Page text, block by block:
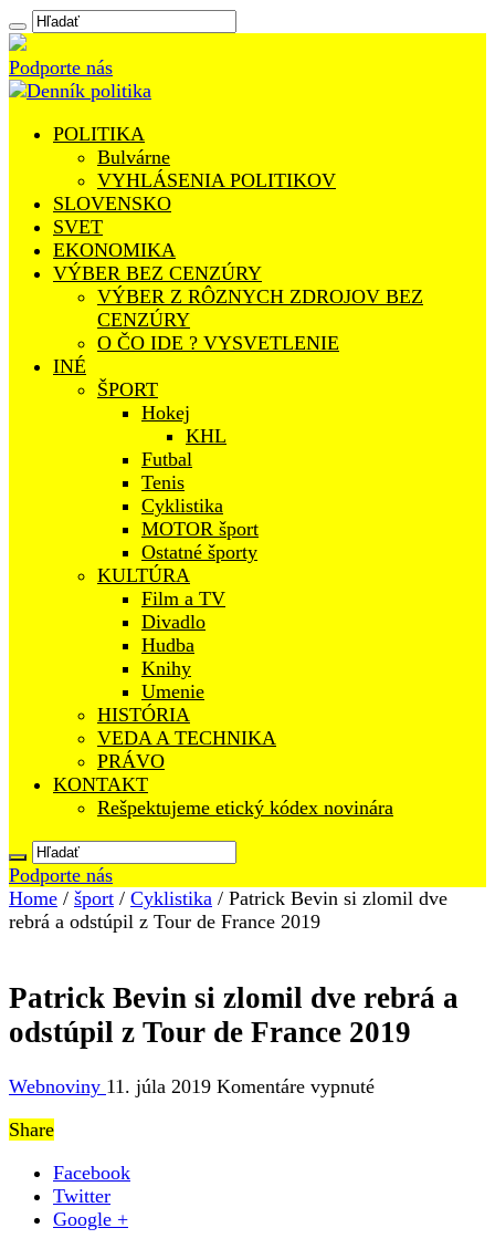
Podporte nás
POLITIKA
Bulvárne
VYHLÁSENIA POLITIKOV
SLOVENSKO
SVET
EKONOMIKA
VÝBER BEZ CENZÚRY
VÝBER Z RÔZNYCH ZDROJOV BEZ
CENZÚRY
O ČO IDE ? VYSVETLENIE
INÉ
ŠPORT
Hokej
KHL
Futbal
Tenis
Cyklistika
MOTOR šport
Ostatné športy
KULTÚRA
Film a TV
Divadlo
Hudba
Knihy
Umenie
HISTÓRIA
VEDA A TECHNIKA
PRÁVO
KONTAKT
Rešpektujeme etický kódex novinára
Podporte nás
Home / šport / Cyklistika / Patrick Bevin si zlomil dve
rebrá a odstúpil z Tour de France 2019
Patrick Bevin si zlomil dve rebrá a
odstúpil z Tour de France 2019
Webnoviny 11. júla 2019 Komentáre vypnuténa
Share
Facebook
Twitter
Google +